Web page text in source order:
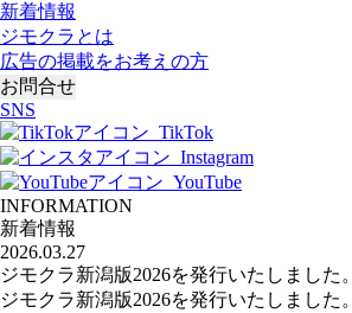
新着情報
ジモクラとは
広告の掲載をお考えの方
お問合せ
SNS
TikTok
Instagram
YouTube
INFORMATION
新着情報
2026.03.27
ジモクラ新潟版2026を発行いたしました。
ジモクラ新潟版2026を発行いたしました。